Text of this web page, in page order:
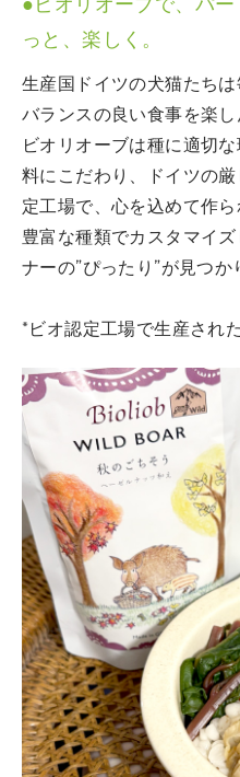
●ビオリオーブで、パ
っと、楽しく。
生産国ドイツの犬猫たち
バランスの良い食事を楽し
ビオリオーブは種に適切
料にこだわり、ドイツの
定工場で、心を込めて作ら
豊富な種類でカスタマイ
ナーの”ぴったり”が見つか
*ビオ認定工場で生産され